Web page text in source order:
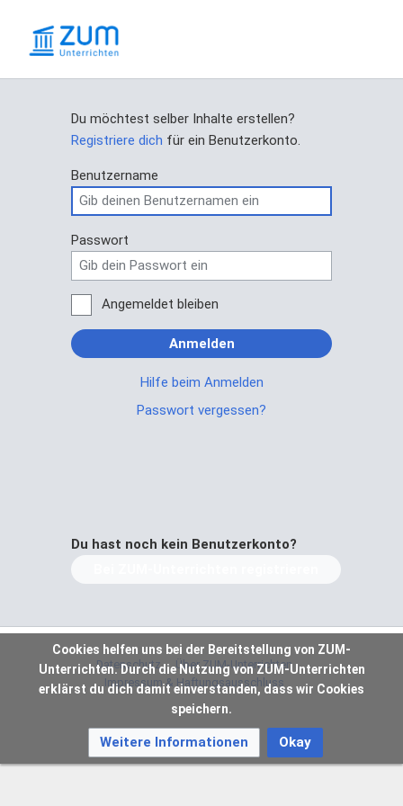
Du möchtest selber Inhalte erstellen?
Registriere dich für ein Benutzerkonto.
Benutzername
Passwort
Angemeldet bleiben
Anmelden
Hilfe beim Anmelden
Passwort vergessen?
Du hast noch kein Benutzerkonto?
Datenschutz
Über ZUM-Unterrichten
Impressum & Haftungsausschluss
Cookies helfen uns bei der Bereitstellung von ZUM-
Unterrichten. Durch die Nutzung von ZUM-Unterrichten
erklärst du dich damit einverstanden, dass wir Cookies
speichern.
Weitere Informationen Okay